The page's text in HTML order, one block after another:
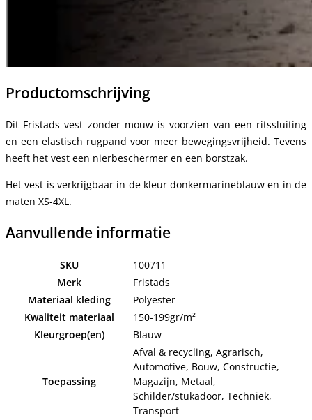
Productomschrijving
Dit Fristads vest zonder mouw is voorzien van een ritssluiting
en een elastisch rugpand voor meer bewegingsvrijheid. Tevens
heeft het vest een nierbeschermer en een borstzak.
Het vest is verkrijgbaar in de kleur donkermarineblauw en in de
maten XS-4XL.
Aanvullende informatie
SKU
100711
Merk
Fristads
Materiaal kleding
Polyester
Kwaliteit materiaal
150-199gr/m²
Kleurgroep(en)
Blauw
Toepassing
Afval & recycling, Agrarisch,
Automotive, Bouw, Constructie,
Magazijn, Metaal,
Schilder/stukadoor, Techniek,
Transport